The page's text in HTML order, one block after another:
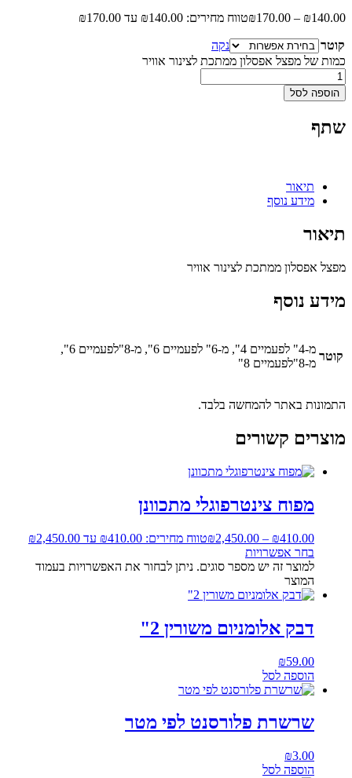
₪140.00
–
₪170.00 טווח מחירים: ⁦₪140.00⁩ עד ⁦₪170.00⁩
קוטר
נקה
כמות של מפצל אפסלון ממתכת לצינור אוויר
הוספה לסל
שתף
תיאור
מידע נוסף
תיאור
מפצל אפסלון ממתכת לצינור אוויר
מידע נוסף
קוטר
מ-4" לפעמיים 4", מ-6" לפעמיים 6", מ-8"לפעמיים 6",
מ-8"לפעמיים 8"
התמונות באתר להמחשה בלבד.
מוצרים קשורים
מפוח צינטרפוגלי מתכוונן
₪410.00
–
₪2,450.00
טווח מחירים: ⁦₪410.00⁩ עד ⁦₪2,450.00⁩
בחר אפשרויות
למוצר זה יש מספר סוגים. ניתן לבחור את האפשרויות בעמוד
המוצר
דבק אלומניום משורין 2"
₪59.00
הוספה לסל
שרשרת פלורסנט לפי מטר
₪3.00
הוספה לסל